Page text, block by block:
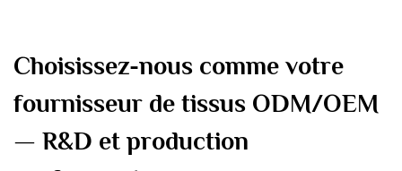
Choisissez-nous comme votre
fournisseur de tissus ODM/OEM
— R&D et production